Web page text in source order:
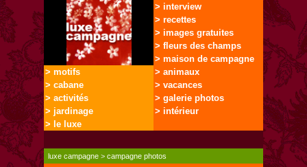
> interview
> recettes
> images gratuites
> fleurs des champs
> maison de campagne
> motifs
> cabane
> activités
> jardinage
> le luxe
> animaux
> vacances
> galerie photos
> intérieur
luxe campagne >campagne photos